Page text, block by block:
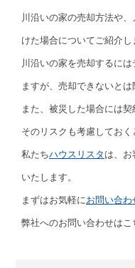
川沿いの家の売却方法や
けた場合についてご紹介し
川沿いの家を売却するに
ますが、売却できないとは
また、被災した場合には契
そのリスクも考慮しておく
私たちハウスリスタ は、お
いたします。
まずはお気軽にお問い合わ
弊社へのお問い合わせはこ